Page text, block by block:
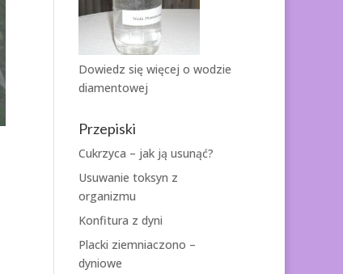
Dowiedz się więcej o wodzie
diamentowej
Przepiski
Cukrzyca – jak ją usunąć?
Usuwanie toksyn z
organizmu
Konfitura z dyni
Placki ziemniaczono –
dyniowe